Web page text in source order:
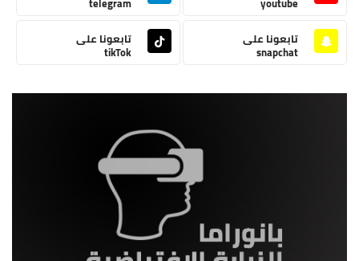
تابعونا على
snapchat
تابعونا على
tikTok